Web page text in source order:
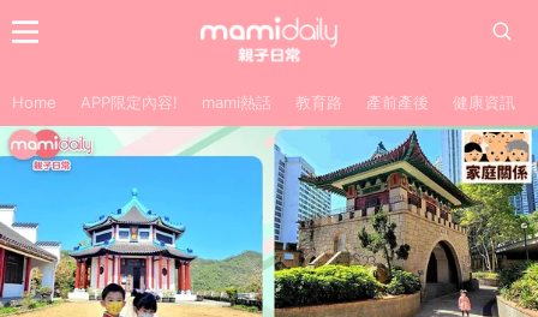
Home APP限定內容! mami熱話 教育路 產前產後 健康資訊